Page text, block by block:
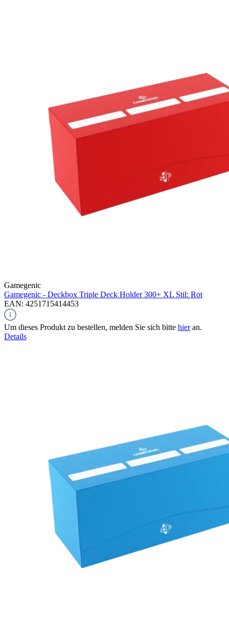
Gamegenic
Gamegenic - Deckbox Triple Deck Holder 300+ XL Stil: Rot
EAN: 4251715414453
Um dieses Produkt zu bestellen, melden Sie sich bitte hieran.
Details